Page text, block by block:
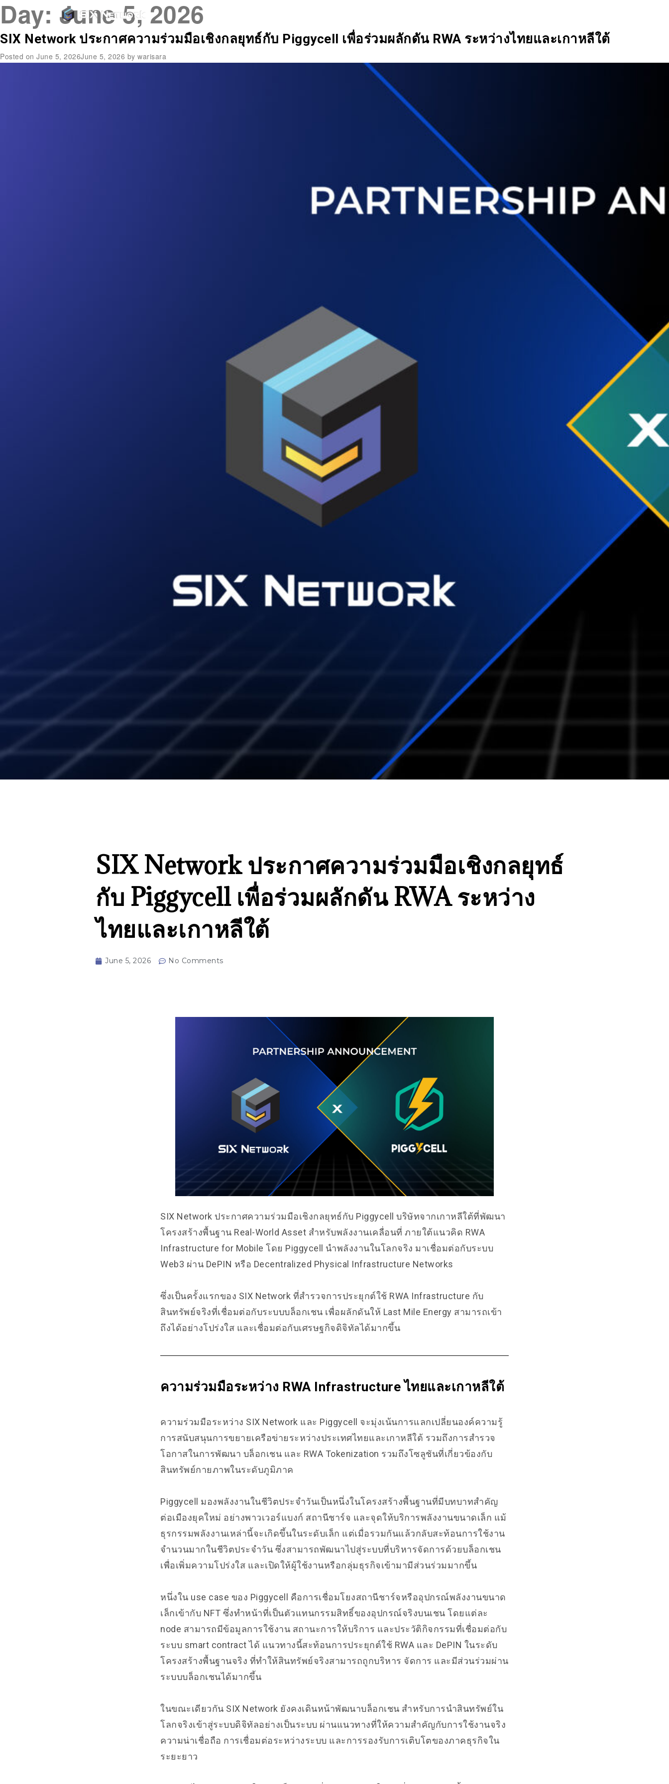
Day: June 5, 2026
SIX Network ประกาศความร่วมมือเชิงกลยุทธ์กับ Piggycell เพื่อร่วมผลักดัน RWA ระหว่างไทยและเกาหลีใต้
Posted on June 5, 2026June 5, 2026 by warisara
SIX Network ประกาศความร่วมมือเชิงกลยุทธ์
กับ Piggycell เพื่อร่วมผลักดัน RWA ระหว่าง
ไทยและเกาหลีใต้
June 5, 2026 No Comments
SIX Network ประกาศความร่วมมือเชิงกลยุทธ์กับ Piggycell บริษัทจากเกาหลีใต้ที่พัฒนา
โครงสร้างพื้นฐาน Real-World Asset สำหรับพลังงานเคลื่อนที่ ภายใต้แนวคิด RWA
Infrastructure for Mobile โดย Piggycell นำพลังงานในโลกจริง มาเชื่อมต่อกับระบบ
Web3 ผ่าน DePIN หรือ Decentralized Physical Infrastructure Networks
ซึ่งเป็นครั้งแรกของ SIX Network ที่สำรวจการประยุกต์ใช้ RWA Infrastructure กับ
สินทรัพย์จริงที่เชื่อมต่อกับระบบบล็อกเชน เพื่อผลักดันให้ Last Mile Energy สามารถเข้า
ถึงได้อย่างโปร่งใส และเชื่อมต่อกับเศรษฐกิจดิจิทัลได้มากขึ้น
ความร่วมมือระหว่าง RWA Infrastructure ไทยและเกาหลีใต้
ความร่วมมือระหว่าง SIX Network และ Piggycell จะมุ่งเน้นการแลกเปลี่ยนองค์ความรู้
การสนับสนุนการขยายเครือข่ายระหว่างประเทศไทยและเกาหลีใต้ รวมถึงการสำรวจ
โอกาสในการพัฒนา บล็อกเชน และ RWA Tokenization รวมถึงโซลูชันที่เกี่ยวข้องกับ
สินทรัพย์กายภาพในระดับภูมิภาค
Piggycell มองพลังงานในชีวิตประจำวันเป็นหนึ่งในโครงสร้างพื้นฐานที่มีบทบาทสำคัญ
ต่อเมืองยุคใหม่ อย่างพาวเวอร์แบงก์ สถานีชาร์จ และจุดให้บริการพลังงานขนาดเล็ก แม้
ธุรกรรมพลังงานเหล่านี้จะเกิดขึ้นในระดับเล็ก แต่เมื่อรวมกันแล้วกลับสะท้อนการใช้งาน
จำนวนมากในชีวิตประจำวัน ซึ่งสามารถพัฒนาไปสู่ระบบที่บริหารจัดการด้วยบล็อกเชน
เพื่อเพิ่มความโปร่งใส และเปิดให้ผู้ใช้งานหรือกลุ่มธุรกิจเข้ามามีส่วนร่วมมากขึ้น
หนึ่งใน use case ของ Piggycell คือการเชื่อมโยงสถานีชาร์จหรืออุปกรณ์พลังงานขนาด
เล็กเข้ากับ NFT ซึ่งทำหน้าที่เป็นตัวแทนกรรมสิทธิ์ของอุปกรณ์จริงบนเชน โดยแต่ละ
node สามารถมีข้อมูลการใช้งาน สถานะการให้บริการ และประวัติกิจกรรมที่เชื่อมต่อกับ
ระบบ smart contract ได้ แนวทางนี้สะท้อนการประยุกต์ใช้ RWA และ DePIN ในระดับ
โครงสร้างพื้นฐานจริง ที่ทำให้สินทรัพย์จริงสามารถถูกบริหาร จัดการ และมีส่วนร่วมผ่าน
ระบบบล็อกเชนได้มากขึ้น
ในขณะเดียวกัน SIX Network ยังคงเดินหน้าพัฒนาบล็อกเชน สำหรับการนำสินทรัพย์ใน
โลกจริงเข้าสู่ระบบดิจิทัลอย่างเป็นระบบ ผ่านแนวทางที่ให้ความสำคัญกับการใช้งานจริง
ความน่าเชื่อถือ การเชื่อมต่อระหว่างระบบ และการรองรับการเติบโตของภาคธุรกิจใน
ระยะยาว